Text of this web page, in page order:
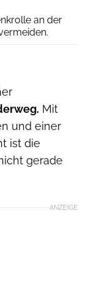
an der
Mit
und einer
ist die
gerade
ANZEIGE